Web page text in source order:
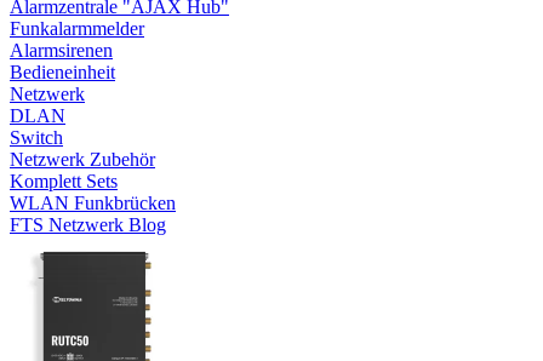
Alarmzentrale "AJAX Hub"
Funkalarmmelder
Alarmsirenen
Bedieneinheit
Netzwerk
DLAN
Switch
Netzwerk Zubehör
Komplett Sets
WLAN Funkbrücken
FTS Netzwerk Blog